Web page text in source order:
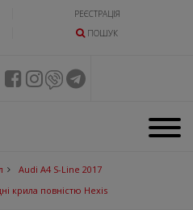
РЕЄСТРАЦІЯ
ПОШУК
Audi A4 S-Line 2017
крила повністю Hexis